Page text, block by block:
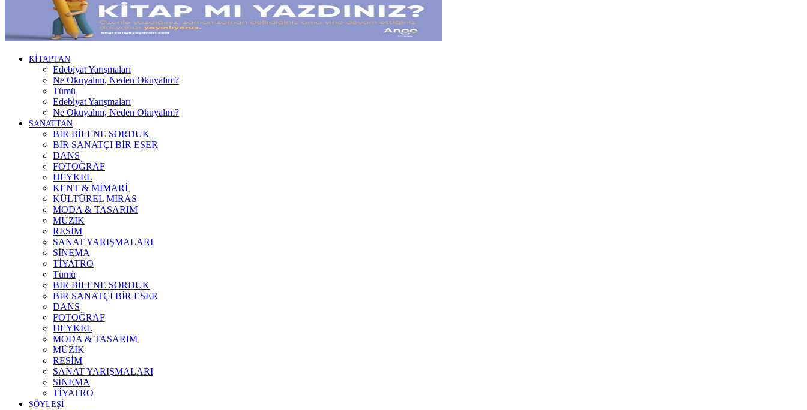
KİTAPTAN
Edebiyat Yarışmaları
Ne Okuyalım, Neden Okuyalım?
Tümü
Edebiyat Yarışmaları
Ne Okuyalım, Neden Okuyalım?
SANATTAN
BİR BİLENE SORDUK
BİR SANATÇI BİR ESER
DANS
FOTOĞRAF
HEYKEL
KENT & MİMARİ
KÜLTÜREL MİRAS
MODA & TASARIM
MÜZİK
RESİM
SANAT YARIŞMALARI
SİNEMA
TİYATRO
Tümü
BİR BİLENE SORDUK
BİR SANATÇI BİR ESER
DANS
FOTOĞRAF
HEYKEL
MODA & TASARIM
MÜZİK
RESİM
SANAT YARIŞMALARI
SİNEMA
TİYATRO
SÖYLEŞİ